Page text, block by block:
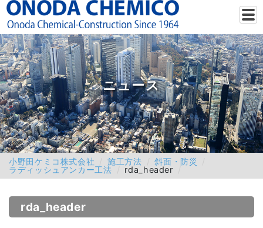
ニュース
小野田ケミコ株式会社 施工方法
斜面・防災
ラディッシュアンカー工法
rda_header
rda_header